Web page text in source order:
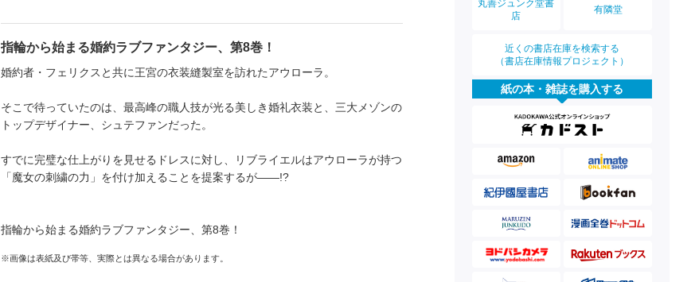
指輪から始まる婚約ラブファンタジー、第8巻！
婚約者・フェリクスと共に王宮の衣装縫製室を訪れたアウローラ。
そこで待っていたのは、最高峰の職人技が光る美しき婚礼衣装と、三大メゾンの
トップデザイナー、シュテファンだった。
すでに完璧な仕上がりを見せるドレスに対し、リブライエルはアウローラが持つ
「魔女の刺繍の力」を付け加えることを提案するが――!?
指輪から始まる婚約ラブファンタジー、第8巻！
※画像は表紙及び帯等、実際とは異なる場合があります。
丸善ジュンク堂書
店
有隣堂
近くの書店在庫を検索する
（書店在庫情報プロジェクト）
紙の本・雑誌を購入する